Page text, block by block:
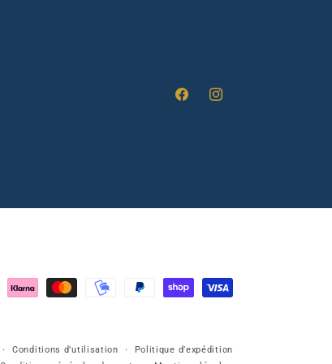
FacebookInstagram
Conditions d’utilisation
Politique d’expédition